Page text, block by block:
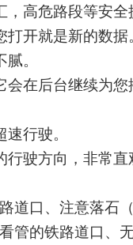
高危路段等安全
开就是新的数据。
。
在后台继续为
行驶。
驶方向，非常直
道口、注意落石
管的铁路道口、